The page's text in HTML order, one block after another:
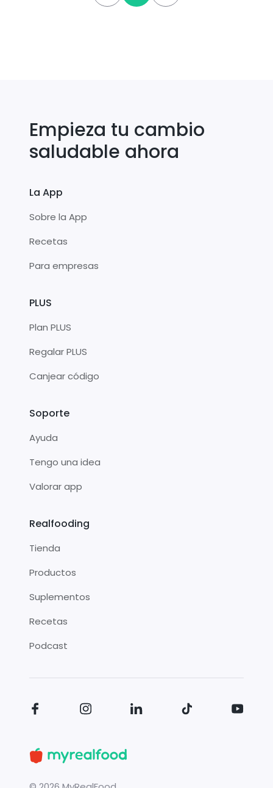
Empieza tu cambio
saludable ahora
La App
Sobre la App
Recetas
Para empresas
PLUS
Plan PLUS
Regalar PLUS
Canjear código
Soporte
Ayuda
Tengo una idea
Valorar app
Realfooding
Tienda
Productos
Suplementos
Recetas
Podcast